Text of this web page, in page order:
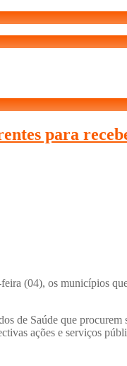
para
(04), os municípios
de Saúde que
ações e serviços